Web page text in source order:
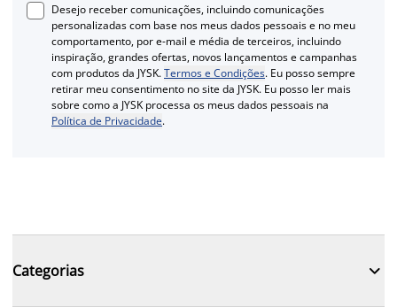
Desejo receber comunicações, incluindo comunicações
personalizadas com base nos meus dados pessoais e no meu
comportamento, por e-mail e média de terceiros, incluindo
inspiração, grandes ofertas, novos lançamentos e campanhas
com produtos da JYSK.Termos e Condições. Eu posso sempre
retirar meu consentimento no site da JYSK. Eu posso ler mais
sobre como a JYSK processa os meus dados pessoais na
Política de Privacidade.
Categorias 